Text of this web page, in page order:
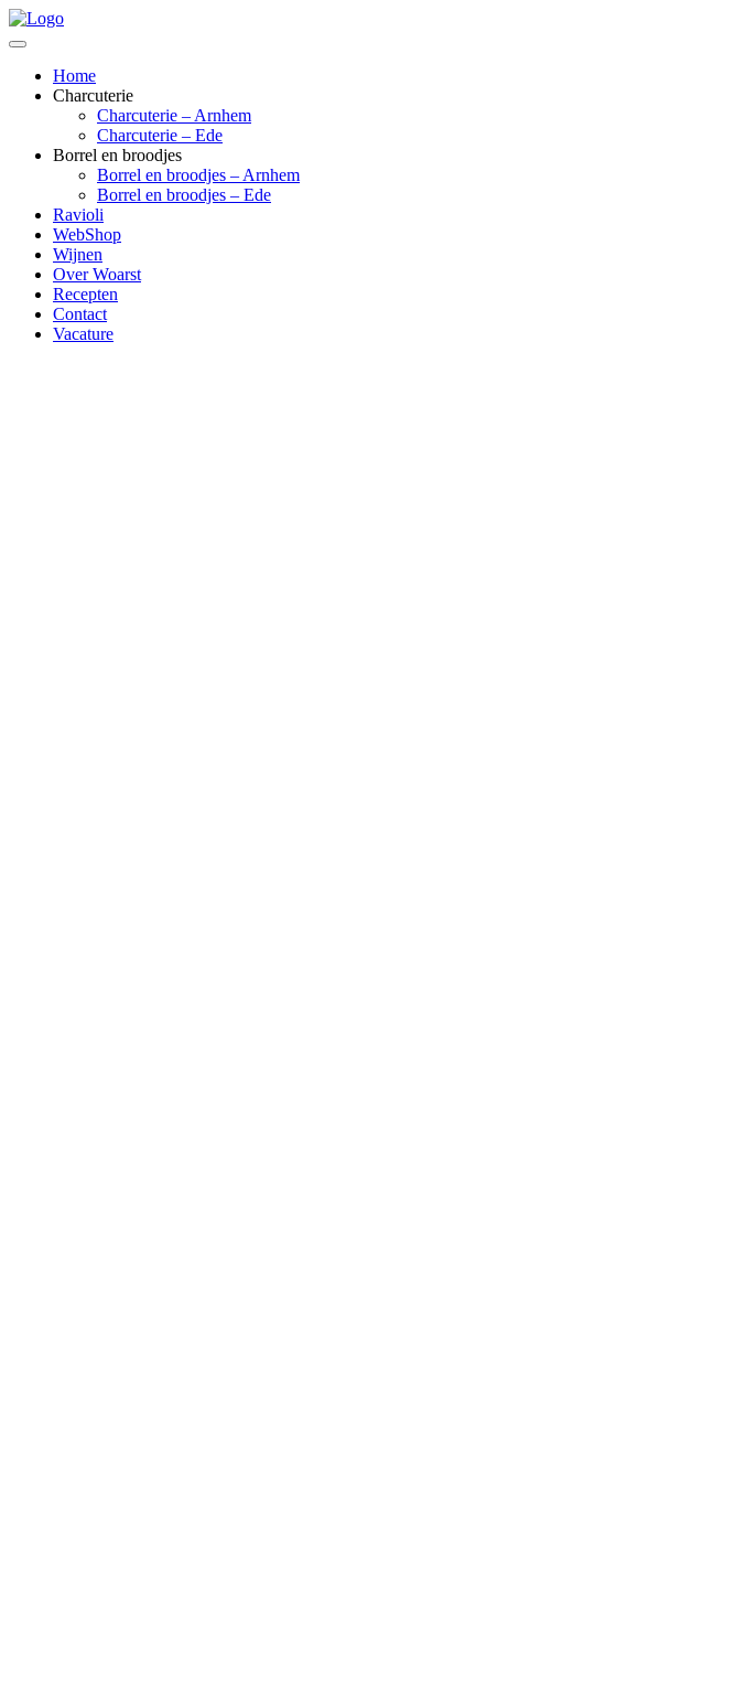
Home
Charcuterie
Charcuterie – Arnhem
Charcuterie – Ede
Borrel en broodjes
Borrel en broodjes – Arnhem
Borrel en broodjes – Ede
Ravioli
WebShop
Wijnen
Over Woarst
Recepten
Contact
Vacature